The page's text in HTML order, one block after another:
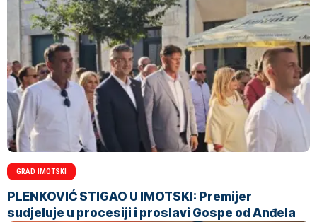
GRAD IMOTSKI
PLENKOVIĆ STIGAO U IMOTSKI: Premijer
sudjeluje u procesiji i proslavi Gospe od Anđela